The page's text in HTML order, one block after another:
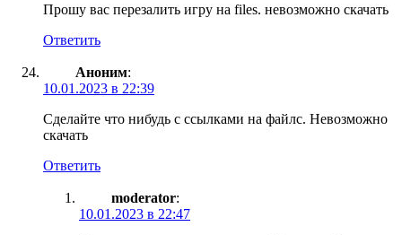
Прошу вас перезалить игру на files. невозможно скачать
Ответить
Аноним:
10.01.2023 в 22:39
Сделайте что нибудь с ссылками на файлс. Невозможно
скачать
Ответить
moderator:
10.01.2023 в 22:47